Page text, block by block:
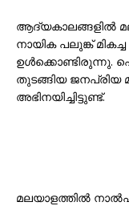
ആദ്യകാലങ്ങളിൽ
നായിക പലുങ്ക്
ഉൾക്കൊണ്ടിരുന്നു.
തുടങ്ങിയ ജനപ്രിയ
അഭിനയിച്ചിട്ടുണ്ട്.
മലയാളത്തിൽ